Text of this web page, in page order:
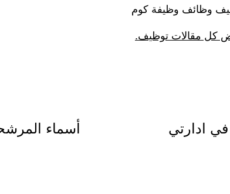
وظائف وظيفة كوم
كل مقالات توظيف.
ادارتي
أسماء